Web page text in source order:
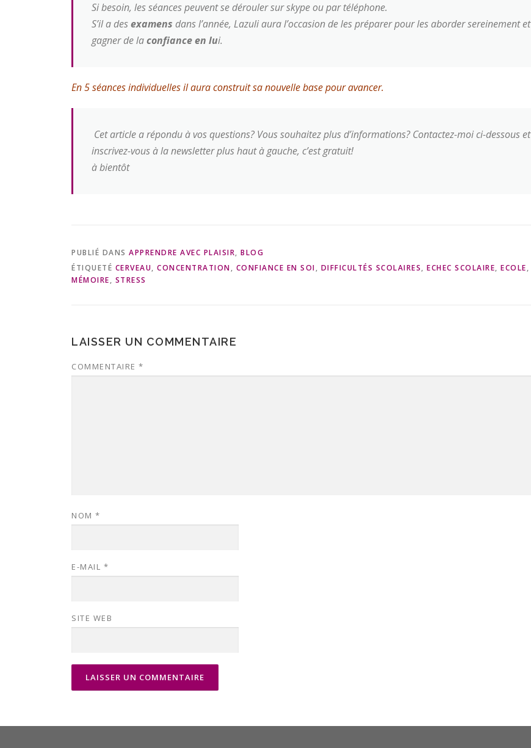
Si besoin, les séances peuvent se dérouler sur skype ou par téléphone.
S’il a desexamens dans l’année, Lazuli aura l’occasion de les préparer pour les aborder sereinement et
gagner de laconfiance en lui.
En 5 séances individuelles il aura construit sa nouvelle base pour avancer.
Cet article a répondu à vos questions? Vous souhaitez plus d’informations? Contactez-moi ci-dessous et
inscrivez-vous à la newsletter plus haut à gauche, c’est gratuit!
à bientôt
PUBLIÉ DANS APPRENDRE AVEC PLAISIR, BLOG
ÉTIQUETÉ CERVEAU, CONCENTRATION, CONFIANCE EN SOI, DIFFICULTÉS SCOLAIRES, ECHEC SCOLAIRE, ECOLE,
MÉMOIRE, STRESS
LAISSER UN COMMENTAIRE
COMMENTAIRE *
NOM *
E-MAIL *
SITE WEB